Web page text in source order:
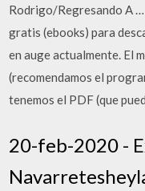
Rodrigo/Regresando A
gratis (ebooks) para
en auge actualmente. El
(recomendamos el
tenemos el PDF (que
20-feb-2020 -